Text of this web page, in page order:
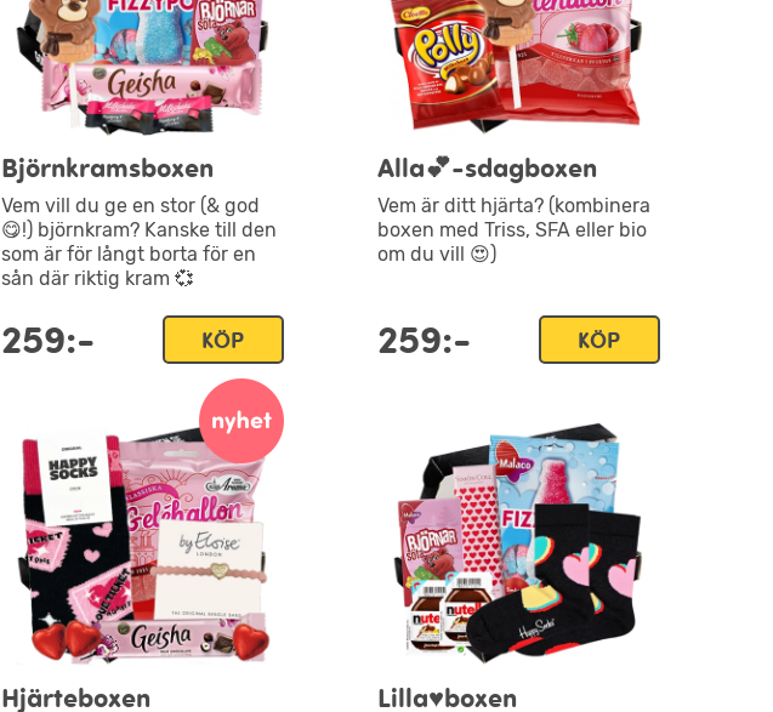
Björnkramsboxen
Vem vill du ge en stor (& god
😋!) björnkram? Kanske till den
som är för långt borta för en
sån där riktig kram 💞
259:- KÖP
Alla💕-sdagboxen
Vem är ditt hjärta? (kombinera
boxen med Triss, SFA eller bio
om du vill 😍)
259:- KÖP
Hjärteboxen Lilla♥boxen